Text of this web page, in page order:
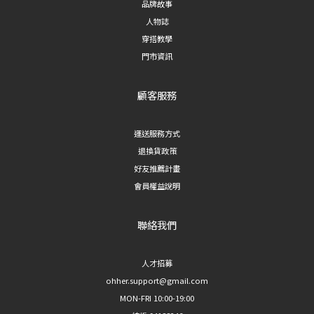
品牌故事
人物誌
穿搭教學
門市資訊
顧客服務
運送服務方式
退換貨政策
好友推薦計畫
會員權益說明
聯絡我們
人才招募
ohher.support@gmail.com
MON-FRI 10:00-19:00